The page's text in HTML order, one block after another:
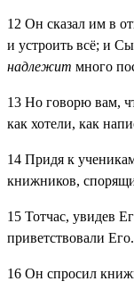
12 Он сказал им в
и устроить всё; и
надлежит много
13 Но говорю вам,
как хотели, как
14 Придя к
книжников,
15 Тотчас, увидев
приветствовали Его.
16 Он спросил